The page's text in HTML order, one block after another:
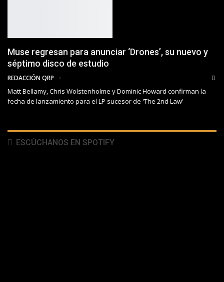
Muse regresan para anunciar ‘Drones’, su nuevo y
séptimo disco de estudio
REDACCIÓN QRP
Matt Bellamy, Chris Wolstenholme y Dominic Howard confirman la
fecha de lanzamiento para el LP sucesor de 'The 2nd Law'
ESCÚCHANOS EN SPOTIFY